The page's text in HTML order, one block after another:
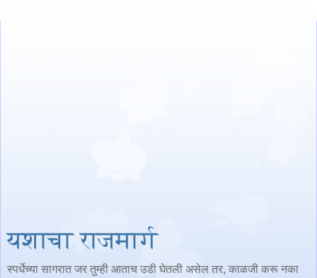
यशाचा राजमार्ग
स्पर्धेच्या सागरात जर तुम्ही आताच उडी घेतली असेल तर, काळजी करू नका